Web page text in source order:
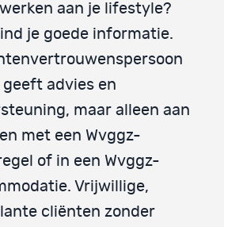
aan je lifestyle?
je goede informatie.
geeft advies en
maar alleen aan
met een Wvggz-
of in een Wvggz-
Vrijwillige,
cliënten zonder